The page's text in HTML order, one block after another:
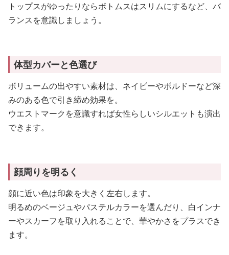
トップスがゆったりならボトムスはスリムにするなど、バ
ランスを意識しましょう。
体型カバーと色選び
ボリュームの出やすい素材は、ネイビーやボルドーなど深
みのある色で引き締め効果を。
ウエストマークを意識すれば女性らしいシルエットも演出
できます。
顔周りを明るく
顔に近い色は印象を大きく左右します。
明るめのベージュやパステルカラーを選んだり、白インナ
ーやスカーフを取り入れることで、華やかさをプラスでき
ます。